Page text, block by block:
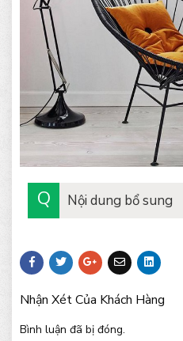
Nội dung bổ sung
Nhận Xét Của Khách Hàng
Bình luận đã bị đóng.